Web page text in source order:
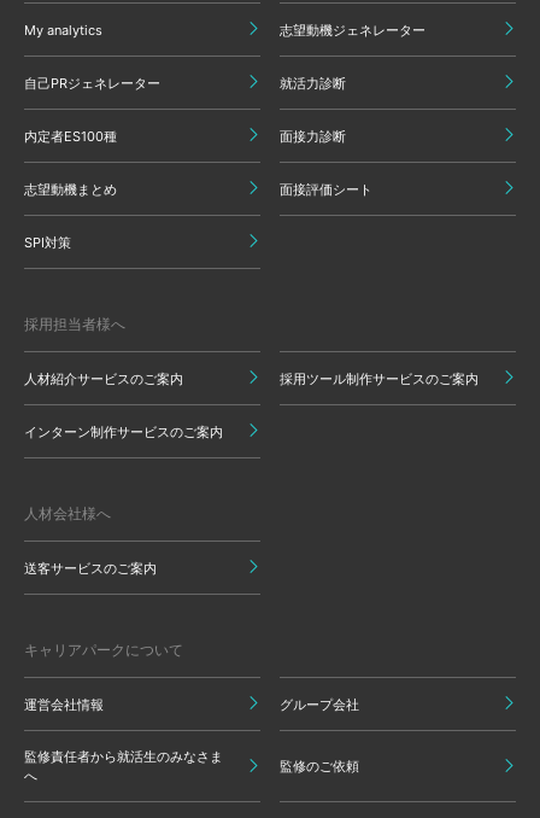
My analytics 志望動機ジェネレーター
自己PRジェネレーター 就活力診断
内定者ES100種 面接力診断
志望動機まとめ 面接評価シート
SPI対策
採用担当者様へ
人材紹介サービスのご案内 採用ツール制作サービスのご案内
インターン制作サービスのご案内
人材会社様へ
送客サービスのご案内
キャリアパークについて
運営会社情報 グループ会社
監修責任者から就活生のみなさま
へ
監修のご依頼